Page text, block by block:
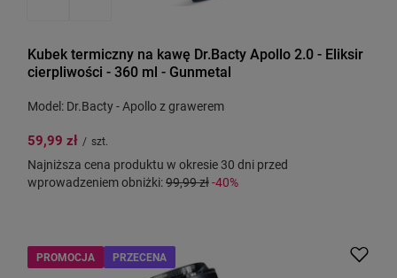
Kubek termiczny na kawę Dr.Bacty Apollo 2.0 - Eliksir
cierpliwości - 360 ml - Gunmetal
Model: Dr.Bacty - Apollo z grawerem
59,99 zł / szt.
Najniższa cena produktu w okresie 30 dni przed
wprowadzeniem obniżki:99,99 zł-40%
PROMOCJA PRZECENA